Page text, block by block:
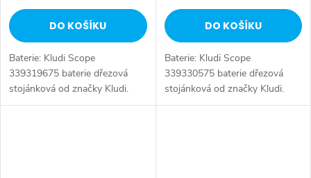
DO KOŠÍKU
Baterie: Kludi Scope
339319675 baterie dřezová
stojánková od značky Kludi.
Série: Scope. Typ baterie:
DO KOŠÍKU
Baterie: Kludi Scope
339330575 baterie dřezová
stojánková od značky Kludi.
Série: Scope. Typ baterie: